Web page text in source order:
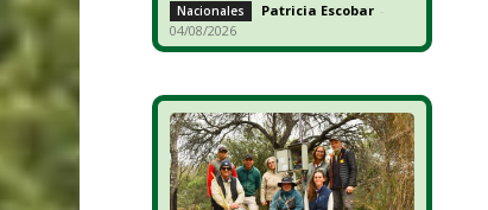
Nacionales Patricia Escobar -
04/08/2026